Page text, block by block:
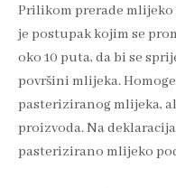
Prilikom prerade mlijeko
je postupak kojim se
oko 10 puta, da bi se
površini mlijeka.
pasteriziranog mlijeka,
proizvoda. Na
pasterizirano mlijeko